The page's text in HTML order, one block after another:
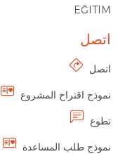
EĞITIM
اتصل
اتصل
نموذج اقتراح المشروع
تطوع
نموذج طلب المساعدة